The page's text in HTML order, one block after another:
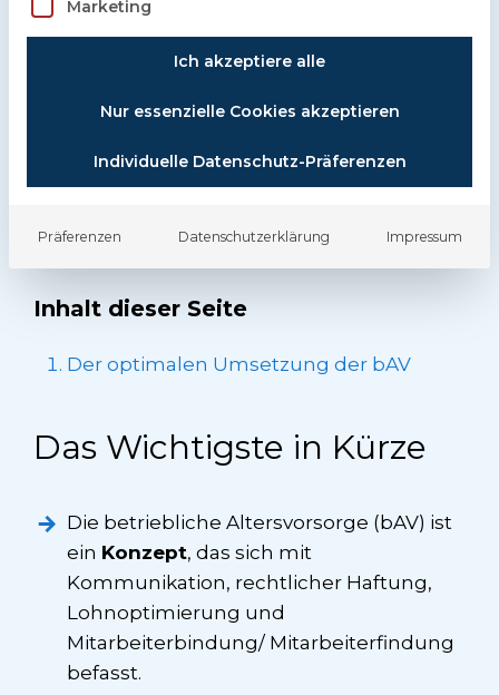
Das erwartet Sie hier
Lösungsansatz, die Digitalisierung der bAV,
der bAV und mehr.
Inhalt dieser Seite
Der optimalen Umsetzung der bAV
Das Wichtigste in Kürze
Die betriebliche Altersvorsorge (bAV) ist
ein Konzept, das sich mit
Kommunikation, rechtlicher Haftung,
Lohnoptimierung und
Mitarbeiterbindung/ Mitarbeiterfindung
befasst.
Marketing
Ich akzeptiere alle
Nur essenzielle Cookies akzeptieren
Individuelle Datenschutz-Präferenzen
Präferenzen Datenschutzerklärung Impressum